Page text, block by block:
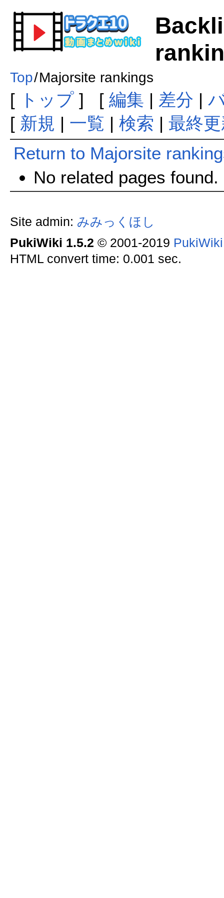
Top/Majorsite rankings
[ トップ] [ 編集 | 差分 |
[ 新規 | 一覧 | 検索 | 最終
Return to Majorsite
No related pages found.
Site admin: みみっくほし
PukiWiki 1.5.2 © 2001-2019
HTML convert time: 0.001 sec.